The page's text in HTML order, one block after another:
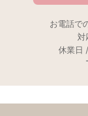
お電話で
対
休業日